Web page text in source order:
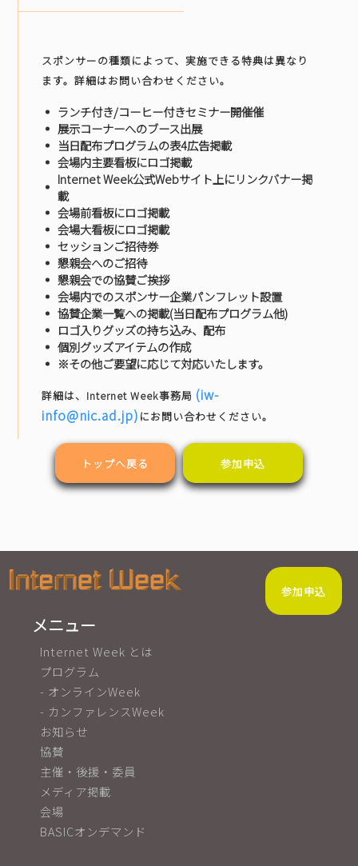
スポンサーの種類によって、実施できる特典は異なり
ます。詳細はお問い合わせください。
ランチ付き/コーヒー付きセミナー開催催
展示コーナーへのブース出展
当日配布プログラムの表4広告掲載
会場内主要看板にロゴ掲載
Internet Week公式Webサイト上にリンクバナー掲
載
会場前看板にロゴ掲載
会場大看板にロゴ掲載
セッションご招待券
懇親会へのご招待
懇親会での協賛ご挨拶
会場内でのスポンサー企業パンフレット設置
協賛企業一覧への掲載(当日配布プログラム他)
ロゴ入りグッズの持ち込み、配布
個別グッズアイテムの作成
※その他ご要望に応じて対応いたします。
詳細は、Internet Week事務局 (iw-
info@nic.ad.jp) にお問い合わせください。
トップへ戻る 参加申込
メニュー
Internet Week とは
プログラム
- オンラインWeek
- カンファレンスWeek
お知らせ
協賛
主催・後援・委員
メディア掲載
会場
BASICオンデマンド
参加申込